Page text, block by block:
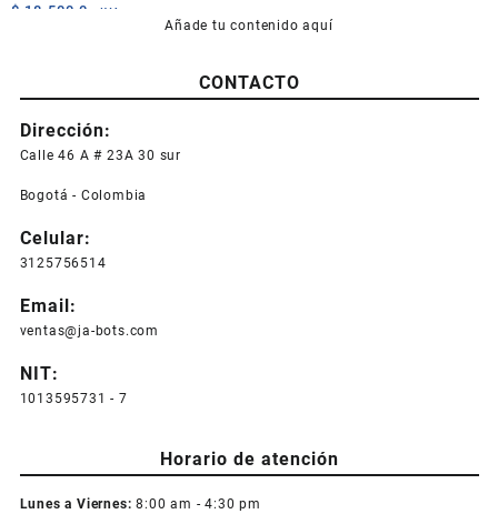
$ 18.500,0 +IVA
Añade tu contenido aquí
CONTACTO
Dirección:
Calle 46 A # 23A 30 sur
Bogotá - Colombia
Celular:
3125756514
Email:
ventas@ja-bots.com
NIT:
1013595731 - 7
Horario de atención
Lunes a Viernes: 8:00 am - 4:30 pm